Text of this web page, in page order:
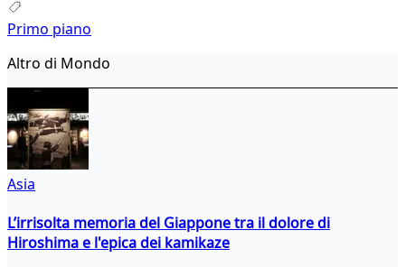
Primo piano
Altro di Mondo
Asia
L’irrisolta memoria del Giappone tra il dolore di
Hiroshima e l'epica dei kamikaze